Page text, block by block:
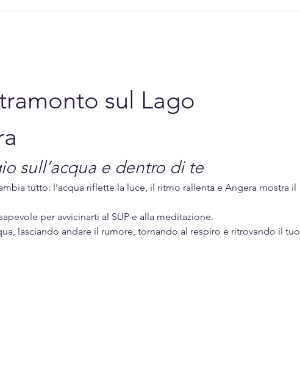
sul Lago
sull’acqua e dentro di te
tutto: l’acqua riflette la luce, il ritmo rallenta e Angera mostra il
per avvicinarti al SUP e alla meditazione.
lasciando andare il rumore, tornando al respiro e ritrovando il tuo